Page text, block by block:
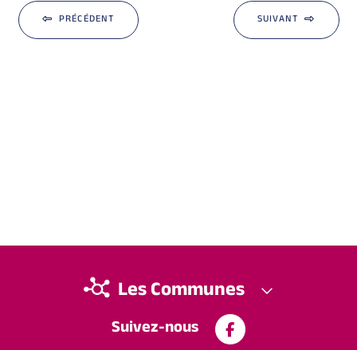
PRÉCÉDENT SUIVANT
Suivez-nous
Les Communes